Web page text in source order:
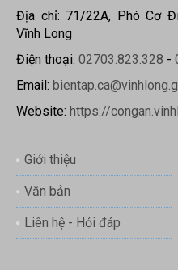
Địa chỉ: 71/22A, Phó Cơ
Vĩnh Long
Điện thoại: 02703.823.328 -
Email:
Website: https://
Giới thiệu
Văn bản
Liên hệ - Hỏi đáp